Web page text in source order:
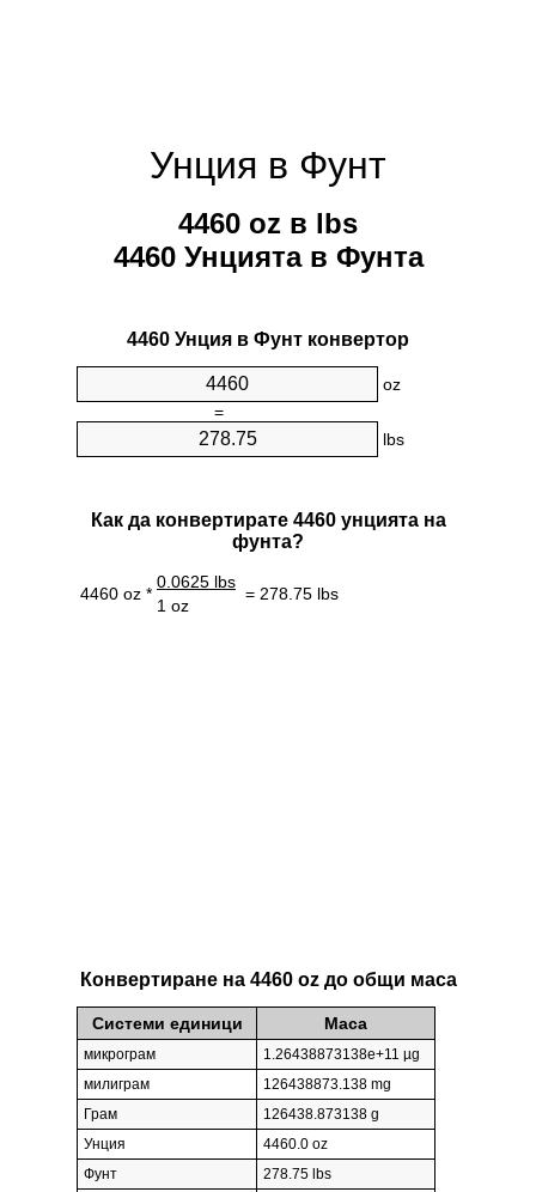
Унция в Фунт
4460 oz в lbs
4460 Унцията в Фунтa
4460 Унция в Фунт конвертор
oz
=
lbs
Как да конвертирате 4460 унцията на
фунтa?
4460 oz *
0.0625 lbs
= 278.75 lbs
1 oz
Конвертиране на 4460 oz до общи маса
Системи единици Маса
микрограм
1.26438873138e+11 µg
милиграм
126438873.138 mg
Грам
126438.873138 g
Унция
4460.0 oz
Фунт
278.75 lbs